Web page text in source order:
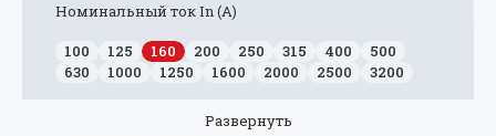
Развернуть
Номинальный ток In (А)
100
125 160 200 250 315 400
500
630
1000 1250 1600 2000 2500 3200